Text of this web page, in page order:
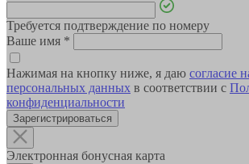
Требуется подтверждение по номеру
Ваше имя *
Нажимая на кнопку ниже, я даю согласие
персональных данных в соответствии с
конфиденциальности
Зарегистрироваться
Электронная бонусная карта